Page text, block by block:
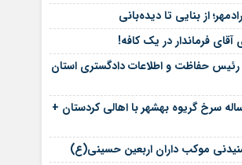
از بنایی تا دیده‌بانی
فرماندار در یک کافه!
حفاظت و اطلاعات دادگستری استان
300 ساله سرخ ‌گریوه بهشهر با اهالی کردستان +
موکب داران اربعین حسینی(ع)